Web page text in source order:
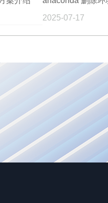
2025-07-17